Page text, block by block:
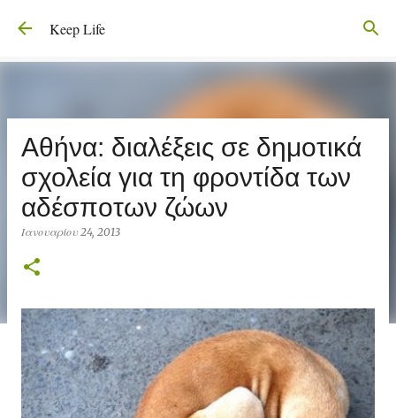
Μετάβαση στο κύριο περιεχόμενο
Keep Life
Αθήνα: διαλέξεις σε δημοτικά
σχολεία για τη φροντίδα των
αδέσποτων ζώων
Ιανουαρίου 24, 2013